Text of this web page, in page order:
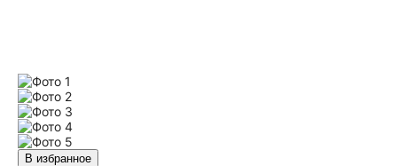
В избранное